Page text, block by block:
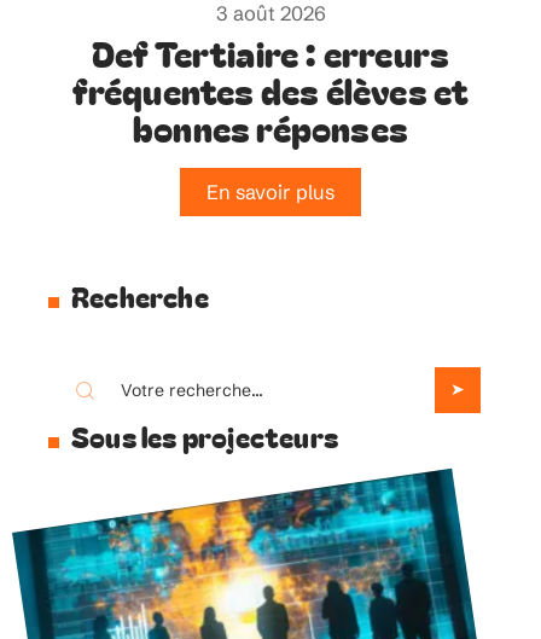
3 août 2026
Def Tertiaire : erreurs
fréquentes des élèves et
bonnes réponses
En savoir plus
Recherche
Sous les projecteurs